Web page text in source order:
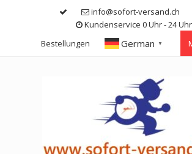
info@sofort-versand.ch
Kundenservice 0 Uhr - 24 Uhr
Bestellungen
German ▼